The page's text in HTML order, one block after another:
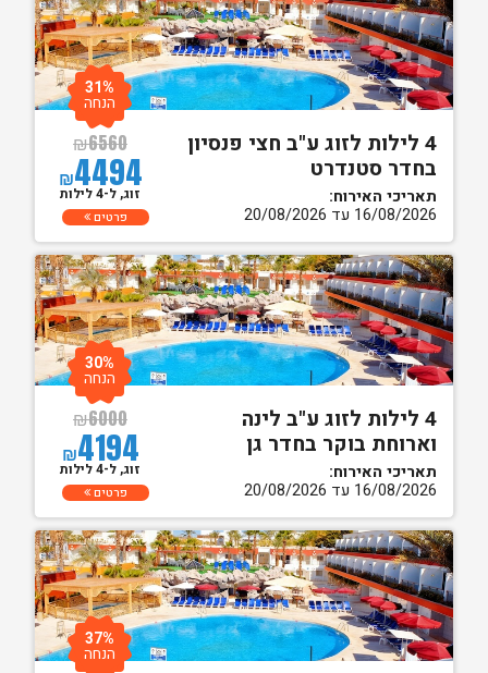
4 לילות לזוג ע"ב חצי פנסיון
בחדר סטנדרט
תאריכי האירוח:
16/08/2026 עד 20/08/2026
₪6560
₪4494
31%
הנחה
זוג, ל-4 לילות
פרטים
4 לילות לזוג ע"ב לינה
וארוחת בוקר בחדר גן
תאריכי האירוח:
16/08/2026 עד 20/08/2026
₪6000
₪4194
30%
הנחה
זוג, ל-4 לילות
פרטים
37%
הנחה